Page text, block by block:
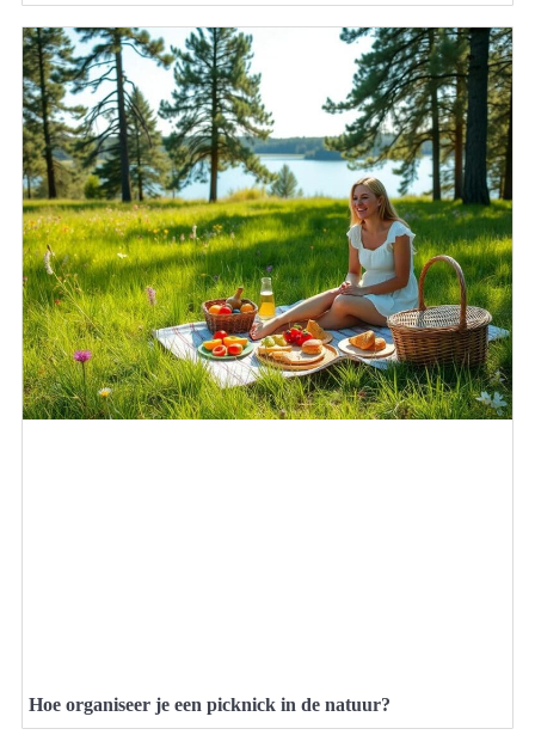
Hoe organiseer je een picknick in de natuur?